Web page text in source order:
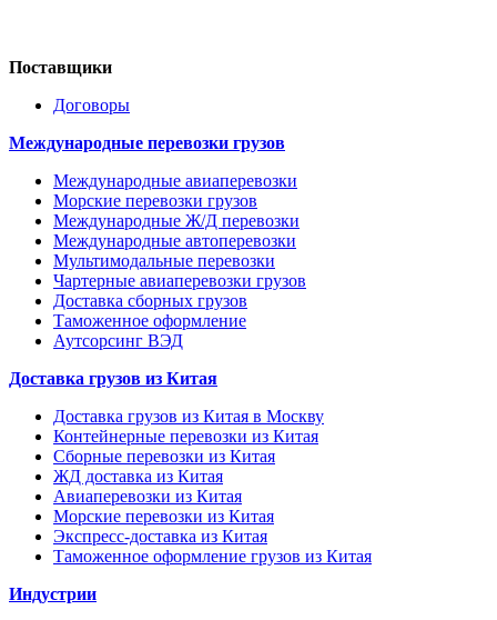
Поставщики
Договоры
Международные перевозки грузов
Международные авиаперевозки
Морские перевозки грузов
Международные Ж/Д перевозки
Международные автоперевозки
Мультимодальные перевозки
Чартерные авиаперевозки грузов
Доставка сборных грузов
Таможенное оформление
Аутсорсинг ВЭД
Доставка грузов из Китая
Доставка грузов из Китая в Москву
Контейнерные перевозки из Китая
Сборные перевозки из Китая
ЖД доставка из Китая
Авиаперевозки из Китая
Морские перевозки из Китая
Экспресс-доставка из Китая
Таможенное оформление грузов из Китая
Индустрии